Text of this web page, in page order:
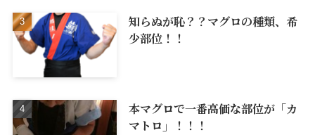
知らぬが恥？？マグロの種類、希
少部位！！
本マグロで一番高価な部位が「カ
マトロ」！！！